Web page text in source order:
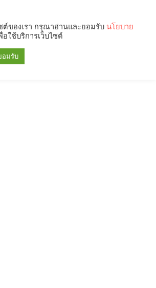
ต์ของเรา กรุณาอ่านและยอมรับ นโยบาย
อใช้บริการเว็บไซต์
อมรับ